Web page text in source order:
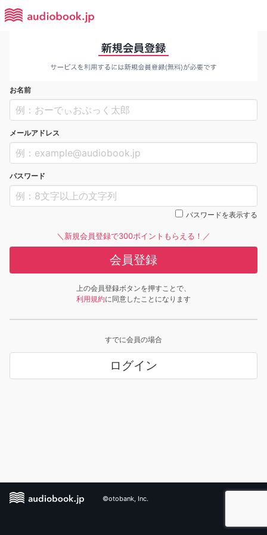
お名前
メールアドレス
パスワード
パスワードを表示する
＼新規会員登録で300ポイントもらえる！／
会員登録
上の会員登録ボタンを押すことで、
利用規約に同意したことになります
すでに会員の場合
ログイン
©otobank, Inc.